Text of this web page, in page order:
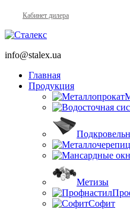
Кабинет дилера
info@stalex.ua
Главная
Продукция
Метизы
Софит